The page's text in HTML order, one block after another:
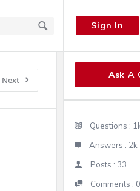
Sign In
Next
Sidebar
Ask A
Stats
Questions :
Answers : 2k
Posts : 33
Comments : 0